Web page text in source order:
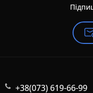
+38(073) 619-66-99